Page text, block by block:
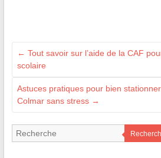
← Tout savoir sur l’aide de la CAF
scolaire
Astuces pratiques pour bien
Colmar sans stress →